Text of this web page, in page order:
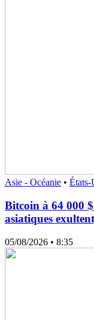
Asie - Océanie •
Bitcoin à 64 000
asiatiques
05/08/2026 • 8:35